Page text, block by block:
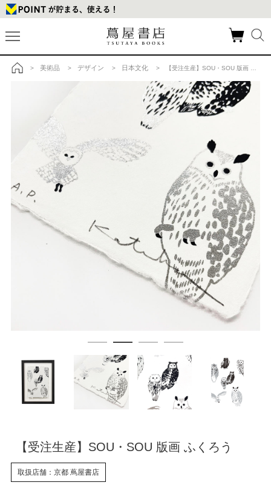
> 美術品 > デザイン > 日本文化 > 【受注生産】SOU・SOU 版画 ふくろうの商品詳細
【受注生産】SOU・SOU 版画 ふくろう
取扱店舗：京都 蔦屋書店